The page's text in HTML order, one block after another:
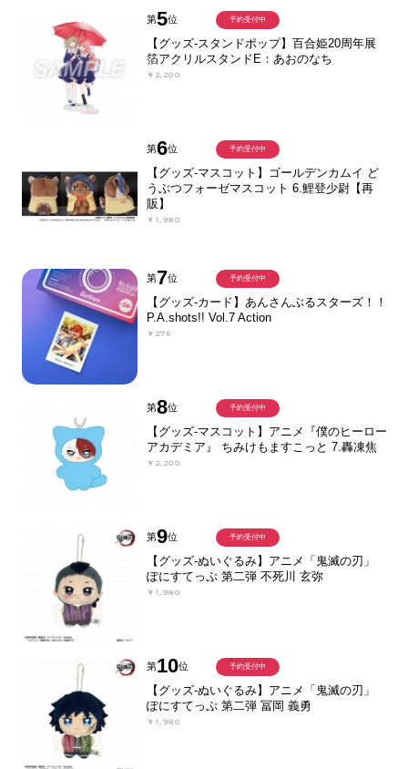
第5位
【グッズ-スタンドポップ】百合姫20周年展
箔アクリルスタンドE：あおのなち
￥2,200
予約受付中
第6位
【グッズ-マスコット】ゴールデンカムイ ど
うぶつフォーゼマスコット 6.鯉登少尉【再
販】
￥1,980
予約受付中
第7位
【グッズ-カード】あんさんぶるスターズ！！
P.A.shots!! Vol.7 Action
￥275
予約受付中
第8位
【グッズ-マスコット】アニメ『僕のヒーロー
アカデミア』 ちみけもますこっと 7.轟凍焦
￥2,200
予約受付中
第9位
【グッズ-ぬいぐるみ】アニメ「鬼滅の刃」
ぽにすてっぷ 第二弾 不死川 玄弥
￥1,980
予約受付中
第10位
【グッズ-ぬいぐるみ】アニメ「鬼滅の刃」
ぽにすてっぷ 第二弾 冨岡 義勇
￥1,980
予約受付中